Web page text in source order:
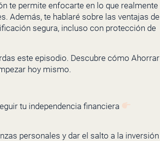
te permite enfocarte en lo que realmente
Además, te hablaré sobre las ventajas de
segura, incluso con protección de
este episodio. Descubre cómo Ahorrar
hoy mismo.
tu independencia financiera
personales y dar el salto a la inversión